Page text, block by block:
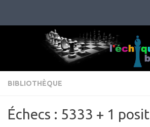
BIBLIOTHÈQUE
Échecs : 5333 + 1